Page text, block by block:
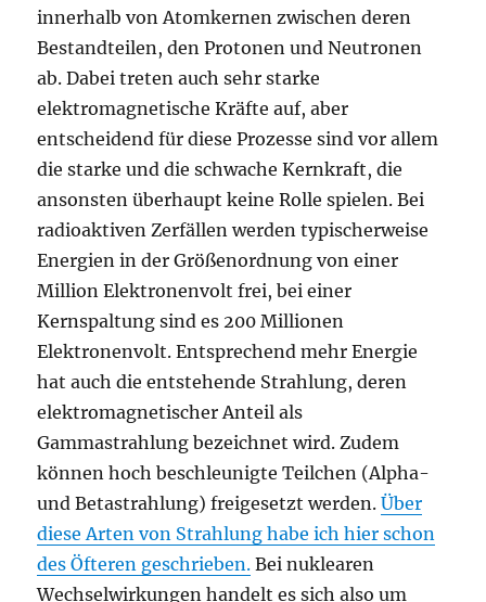
innerhalb von Atomkernen zwischen deren
Bestandteilen, den Protonen und Neutronen
ab. Dabei treten auch sehr starke
elektromagnetische Kräfte auf, aber
entscheidend für diese Prozesse sind vor allem
die starke und die schwache Kernkraft, die
ansonsten überhaupt keine Rolle spielen. Bei
radioaktiven Zerfällen werden typischerweise
Energien in der Größenordnung von einer
Million Elektronenvolt frei, bei einer
Kernspaltung sind es 200 Millionen
Elektronenvolt. Entsprechend mehr Energie
hat auch die entstehende Strahlung, deren
elektromagnetischer Anteil als
Gammastrahlung bezeichnet wird. Zudem
können hoch beschleunigte Teilchen (Alpha-
und Betastrahlung) freigesetzt werden.Über
diese Arten von Strahlung habe ich hier schon
des Öfteren geschrieben. Bei nuklearen
Wechselwirkungen handelt es sich also um